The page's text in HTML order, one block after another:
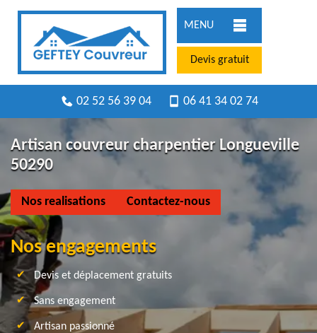
MENU
Devis gratuit
02 52 56 39 04 06 41 34 02 74
Artisan couvreur charpentier Longueville
50290
Nos realisations Contactez-nous
Nos engagements
Devis et déplacement gratuits
Sans engagement
Artisan passionné